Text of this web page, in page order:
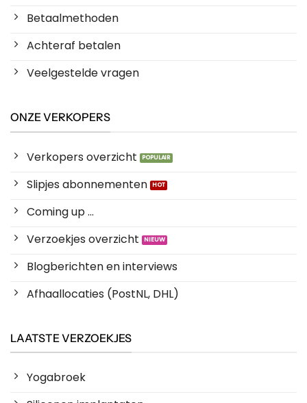
Betaalmethoden
Achteraf betalen
Veelgestelde vragen
ONZE VERKOPERS
Verkopers overzicht
Slipjes abonnementen
Coming up ...
Verzoekjes overzicht
Blogberichten en interviews
Afhaallocaties (PostNL, DHL)
LAATSTE VERZOEKJES
Yogabroek